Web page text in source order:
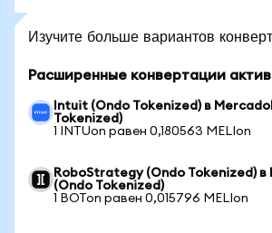
Изучите больше вариантов
Расширенные конвертации
Intuit (Ondo Tokenized) в
Tokenized)
1 INTUon равен 0,180563 MELIon
RoboStrategy (Ondo Tokenized)
(Ondo Tokenized)
1 BOTon равен 0,015796 MELIon